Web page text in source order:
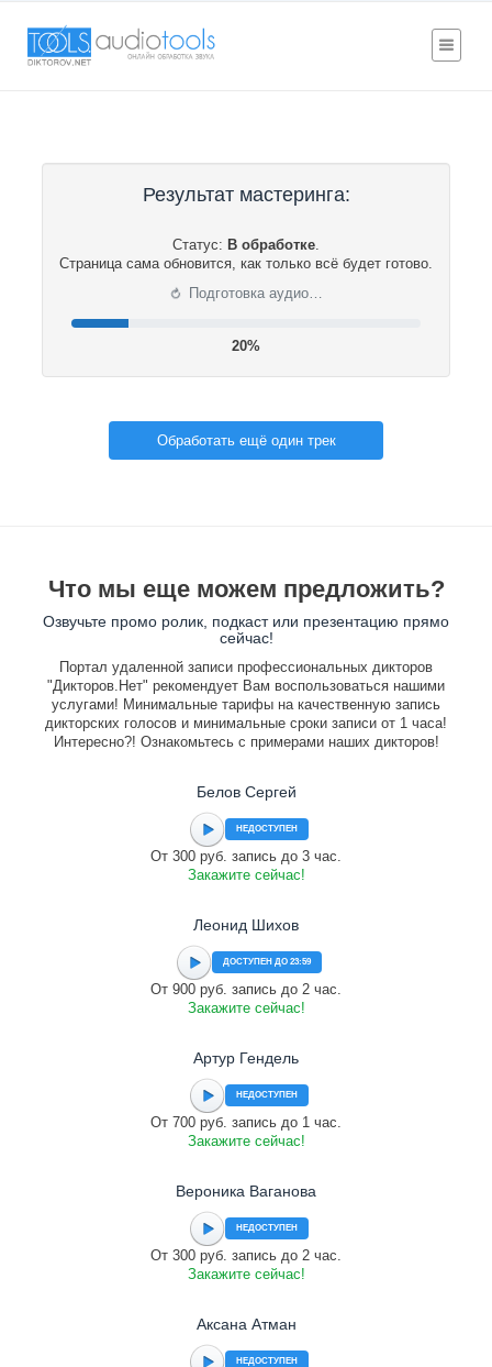
Результат мастеринга:
Статус: В обработке.
Страница сама обновится, как только всё будет готово.
⟳ Подготовка аудио…
20%
Обработать ещё один трек
Что мы еще можем предложить?
Озвучьте промо ролик, подкаст или презентацию прямо
сейчас!
Портал удаленной записи профессиональных дикторов
"Дикторов.Нет" рекомендует Вам воспользоваться нашими
услугами! Минимальные тарифы на качественную запись
дикторских голосов и минимальные сроки записи от 1 часа!
Интересно?! Ознакомьтесь с примерами наших дикторов!
Белов Сергей
НЕДОСТУПЕН
От 300 руб. запись до 3 час.
Закажите сейчас!
Леонид Шихов
ДОСТУПЕН ДО 23:59
От 900 руб. запись до 2 час.
Закажите сейчас!
Артур Гендель
НЕДОСТУПЕН
От 700 руб. запись до 1 час.
Закажите сейчас!
Вероника Ваганова
НЕДОСТУПЕН
От 300 руб. запись до 2 час.
Закажите сейчас!
Аксана Атман
НЕДОСТУПЕН